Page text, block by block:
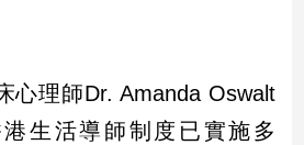
心理師Dr. Amanda Oswalt
生活導師制度已實施多